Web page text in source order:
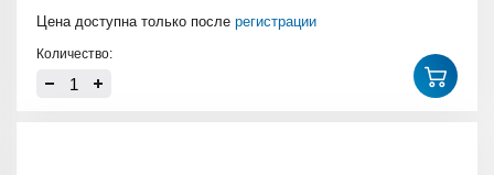
Цена доступна только после регистрации
Количество: